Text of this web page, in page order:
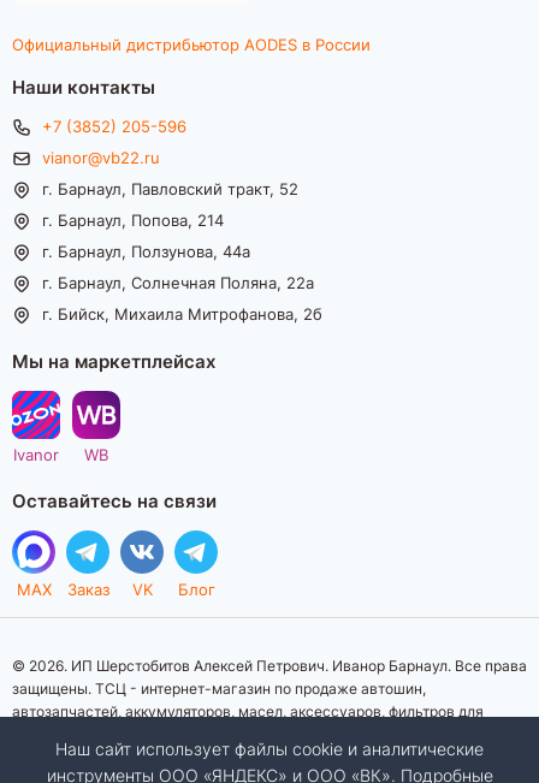
Официальный дистрибьютор AODES в России
Наши контакты
+7 (3852) 205-596
vianor@vb22.ru
г. Барнаул, Павловский тракт, 52
г. Барнаул, Попова, 214
г. Барнаул, Ползунова, 44а
г. Барнаул, Солнечная Поляна, 22а
г. Бийск, Михаила Митрофанова, 2б
Мы на маркетплейсах
Ivanor WB
Оставайтесь на связи
MAX Заказ VK Блог
© 2026. ИП Шерстобитов Алексей Петрович. Иванор Барнаул. Все права
защищены. ТСЦ - интернет-магазин по продаже автошин,
автозапчастей, аккумуляторов, масел, аксессуаров, фильтров для
информационный характер. Представленная информация о товарах, их
стоимости, характеристик, фото, наличия на складе ни при каких
Наш сайт использует файлы cookie и аналитические
инструменты ООО «ЯНДЕКС» и ООО «ВК». Подробные